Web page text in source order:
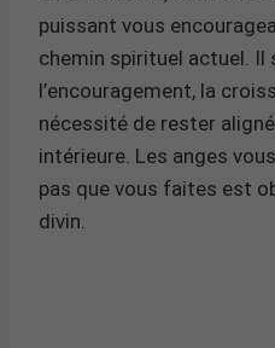
puissant vous
chemin spirituel actuel. Il
l’encouragement, la
nécessité de rester
intérieure. Les anges
pas que vous faites est
divin.